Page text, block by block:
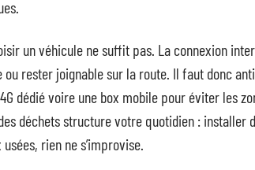
un véhicule ne suffit pas. La connexion
ou rester joignable sur la route. Il faut donc
dédié voire une box mobile pour éviter les
des déchets structure votre quotidien :
usées, rien ne s’improvise.